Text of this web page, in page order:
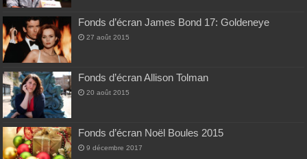
Fonds d’écran James Bond 17: Goldeneye
27 août 2015
Fonds d’écran Allison Tolman
20 août 2015
Fonds d’écran Noël Boules 2015
9 décembre 2017